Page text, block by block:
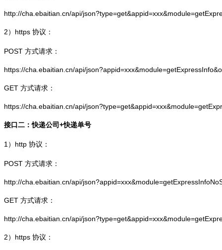
http://cha.ebaitian.cn/api/
2） https 协议：
POST 方式请求：
https://cha.ebaitian.cn/api/
GET 方式请求：
https://cha.ebaitian.cn/api/
接口二：快递公司+快递单号
1） http 协议：
POST 方式请求：
http://cha.ebaitian.cn/api/
GET 方式请求：
http://cha.ebaitian.cn/api/
2） https 协议：